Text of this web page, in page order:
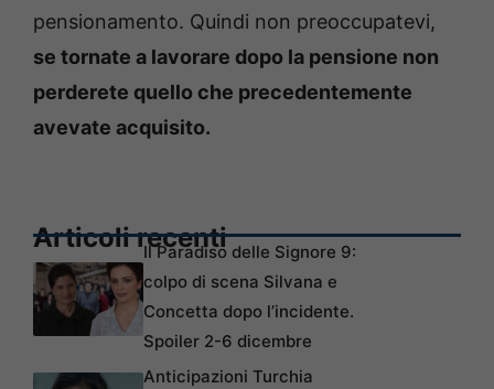
pensionamento. Quindi non preoccupatevi,
se tornate a lavorare dopo la pensione non
perderete quello che precedentemente
avevate acquisito.
Articoli recentiIl Paradiso delle Signore 9:
colpo di scena Silvana e
Concetta dopo l’incidente.
Spoiler 2-6 dicembre
Anticipazioni Turchia